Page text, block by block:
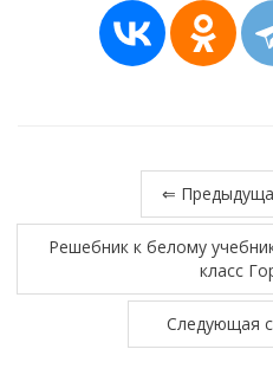
⇐
Решебник к белому
класс
Следующая